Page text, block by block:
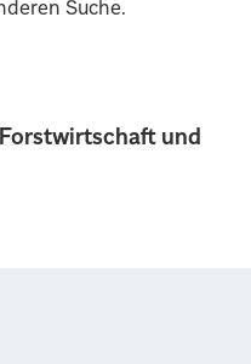
und
Suche.